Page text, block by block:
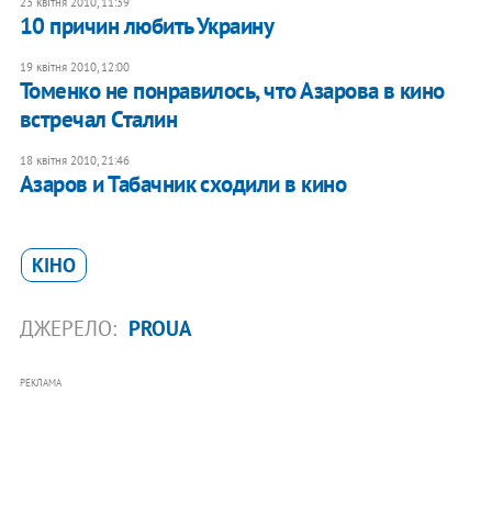
10 причин любить Украину
19 квітня 2010, 12:00
Томенко не понравилось, что Азарова в кино
встречал Сталин
18 квітня 2010, 21:46
Азаров и Табачник сходили в кино
КІНО
ДЖЕРЕЛО: PROUA
РЕКЛАМА